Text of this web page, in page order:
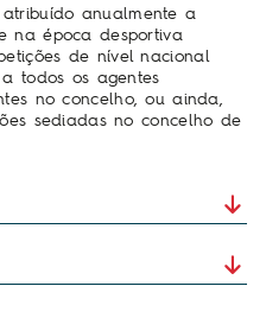
anualmente a
na época desportiva
de nível nacional
todos os agentes
no concelho, ou ainda,
sediadas no concelho de